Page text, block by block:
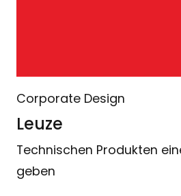
Corporate Design
Leuze
Technischen Produkten
geben